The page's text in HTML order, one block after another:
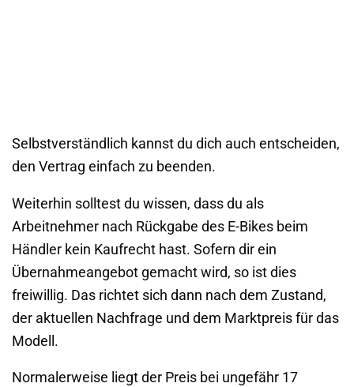
Selbstverständlich kannst du dich auch entscheiden,
den Vertrag einfach zu beenden.
Weiterhin solltest du wissen, dass du als
Arbeitnehmer nach Rückgabe des E-Bikes beim
Händler kein Kaufrecht hast. Sofern dir ein
Übernahmeangebot gemacht wird, so ist dies
freiwillig. Das richtet sich dann nach dem Zustand,
der aktuellen Nachfrage und dem Marktpreis für das
Modell.
Normalerweise liegt der Preis bei ungefähr 17